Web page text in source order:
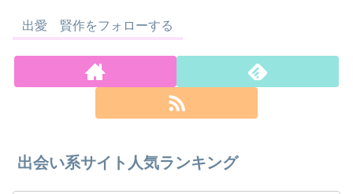
出愛 賢作をフォローする
出会い系サイト人気ランキング